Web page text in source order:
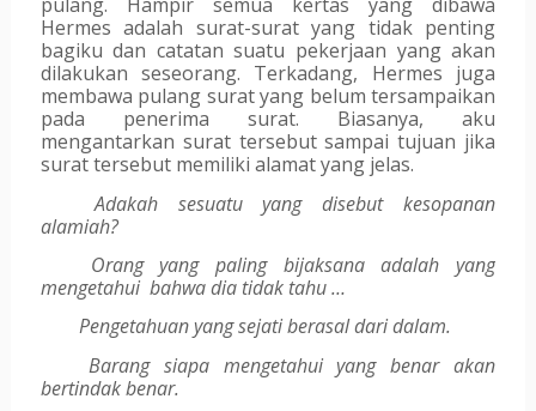
Hermes adalah surat-surat yang tidak penting
bagiku dan catatan suatu pekerjaan yang akan
dilakukan seseorang. Terkadang, Hermes juga
membawa pulang surat yang belum tersampaikan
pada penerima surat. Biasanya, aku
mengantarkan surat tersebut sampai tujuan jika
surat tersebut memiliki alamat yang jelas.
Adakah sesuatu yang disebut kesopanan
alamiah?
Orang yang paling bijaksana adalah yang
mengetahui  bahwa dia tidak tahu …
Pengetahuan yang sejati berasal dari dalam.
Barang siapa mengetahui yang benar akan
bertindak benar.